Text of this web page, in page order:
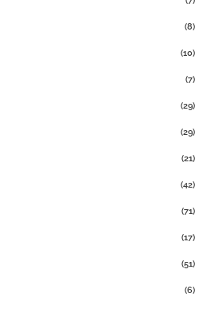
(8)
(10)
(7)
(29)
(29)
(21)
(42)
(71)
(17)
(51)
(6)